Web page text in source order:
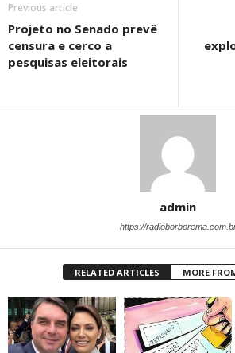
Previous article
Projeto no Senado prevê
censura e cerco a
pesquisas eleitorais
admin
https://
RELATED ARTICLES MORE